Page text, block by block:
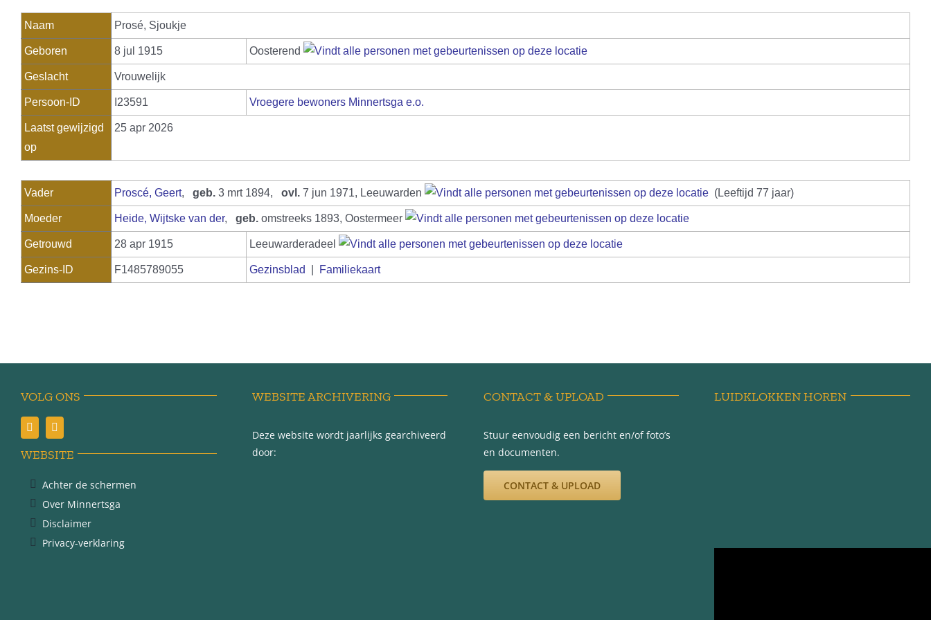
Naam Prosé, Sjoukje
Geboren 8 jul 1915 Oosterend
Geslacht Vrouwelijk
Persoon-ID I23591 Vroegere bewoners Minnertsga e.o.
Laatst gewijzigd
op
25 apr 2026
Vader Proscé, Geert, geb. 3 mrt 1894, ovl. 7 jun 1971, Leeuwarden (Leeftijd 77 jaar)
Moeder Heide, Wijtske van der, geb. omstreeks 1893, Oostermeer
Getrouwd 28 apr 1915 Leeuwarderadeel
Gezins-ID F1485789055 Gezinsblad Familiekaart
VOLG ONS
WEBSITE
Achter de schermen
Over Minnertsga
Disclaimer
Privacy-verklaring
WEBSITE ARCHIVERING
Deze website wordt jaarlijks gearchiveerd
door:
CONTACT & UPLOAD
Stuur eenvoudig een bericht en/of foto’s
en documenten.
CONTACT & UPLOAD
LUIDKLOKKEN HOREN